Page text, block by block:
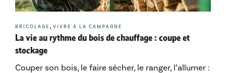
La vie au rythme du bois de chauffage : coupe et
stockage
Couper son bois, le faire sécher, le ranger, l’allumer :
Catégories
BRICOLAGE , VIVRE À LA CAMPAGNE